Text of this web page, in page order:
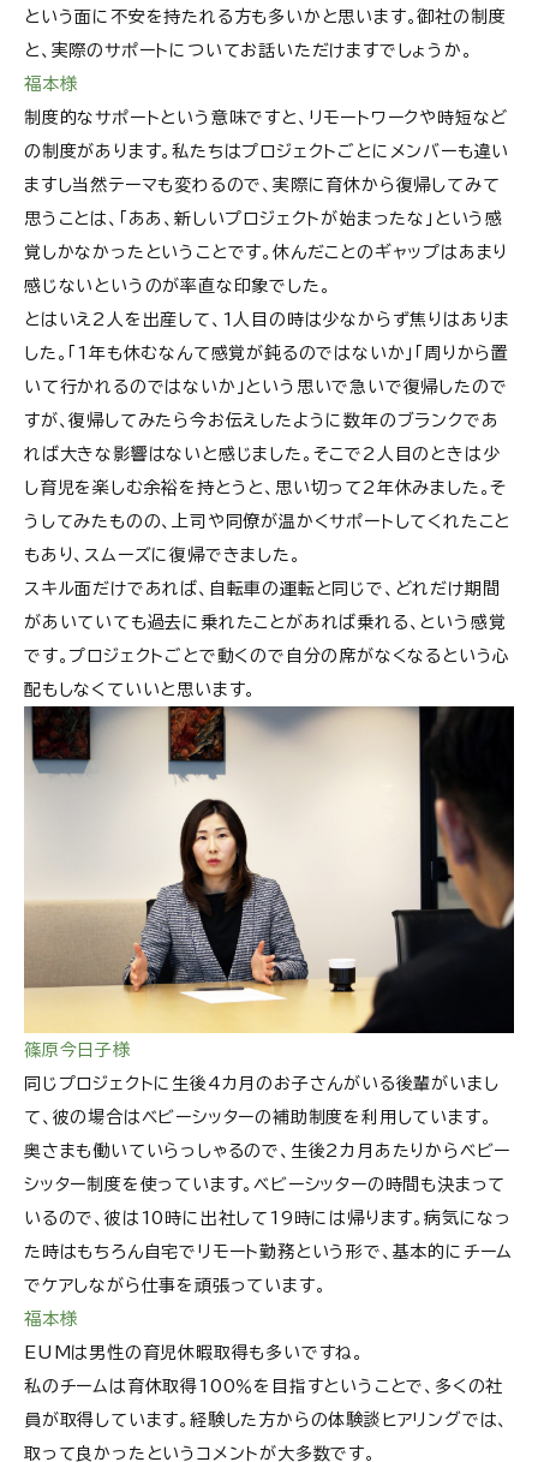
という面に不安を持たれる方も多いかと思います。御社の制度
と、実際のサポートについてお話いただけますでしょうか。
福本様
制度的なサポートという意味ですと、リモートワークや時短など
の制度があります。私たちはプロジェクトごとにメンバーも違い
ますし当然テーマも変わるので、実際に育休から復帰してみて
思うことは、「ああ、新しいプロジェクトが始まったな」という感
覚しかなかったということです。休んだことのギャップはあまり
感じないというのが率直な印象でした。
とはいえ2人を出産して、1人目の時は少なからず焦りはありま
した。「1年も休むなんて感覚が鈍るのではないか」「周りから置
いて行かれるのではないか」という思いで急いで復帰したので
すが、復帰してみたら今お伝えしたように数年のブランクであ
れば大きな影響はないと感じました。そこで2人目のときは少
し育児を楽しむ余裕を持とうと、思い切って2年休みました。そ
うしてみたものの、上司や同僚が温かくサポートしてくれたこと
もあり、スムーズに復帰できました。
スキル面だけであれば、自転車の運転と同じで、どれだけ期間
があいていても過去に乗れたことがあれば乗れる、という感覚
です。プロジェクトごとで動くので自分の席がなくなるという心
配もしなくていいと思います。
篠原今日子様
同じプロジェクトに生後4カ月のお子さんがいる後輩がいまし
て、彼の場合はベビーシッターの補助制度を利用しています。
奥さまも働いていらっしゃるので、生後2カ月あたりからベビー
シッター制度を使っています。ベビーシッターの時間も決まって
いるので、彼は10時に出社して19時には帰ります。病気になっ
た時はもちろん自宅でリモート勤務という形で、基本的にチーム
でケアしながら仕事を頑張っています。
福本様
EUMは男性の育児休暇取得も多いですね。
私のチームは育休取得100％を目指すということで、多くの社
員が取得しています。経験した方からの体験談ヒアリングでは、
取って良かったというコメントが大多数です。